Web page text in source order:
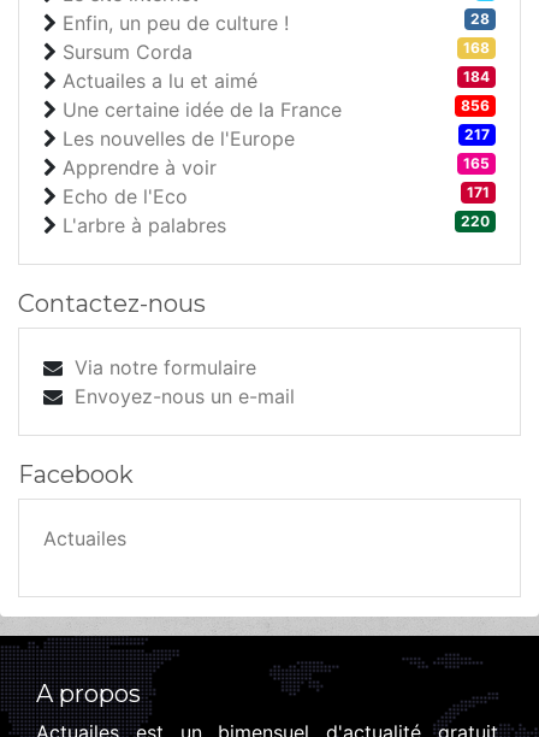
Enfin, un peu de culture ! 28
Sursum Corda 168
Actuailes a lu et aimé 184
Une certaine idée de la France 856
Les nouvelles de l'Europe 217
Apprendre à voir 165
Echo de l'Eco 171
L'arbre à palabres 220
Contactez-nous
Via notre formulaire
Envoyez-nous un e-mail
Facebook
Actuailes
A propos